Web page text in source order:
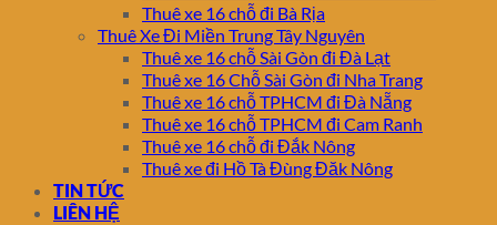
Thuê xe 16 chỗ đi Bà Rịa
Thuê Xe Đi Miền Trung Tây Nguyên
Thuê xe 16 chỗ Sài Gòn đi Đà Lạt
Thuê xe 16 Chỗ Sài Gòn đi Nha Trang
Thuê xe 16 chỗ TPHCM đi Đà Nẵng
Thuê xe 16 chỗ TPHCM đi Cam Ranh
Thuê xe 16 chỗ đi Đắk Nông
Thuê xe đi Hồ Tà Đùng Đăk Nông
TIN TỨC
LIÊN HỆ